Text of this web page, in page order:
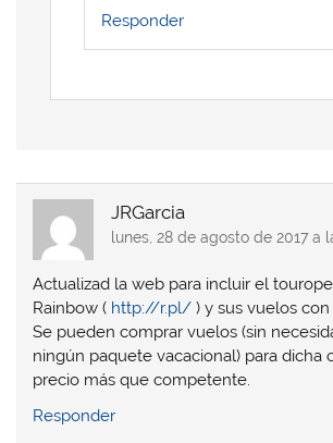
Responder
JRGarcia
lunes, 28 de agosto de 2017 a
Actualizad la web para incluir el
Rainbow ( http://r.pl/ ) y sus vuelos
Se pueden comprar vuelos (sin
ningún paquete vacacional) para dicha
precio más que competente.
Responder